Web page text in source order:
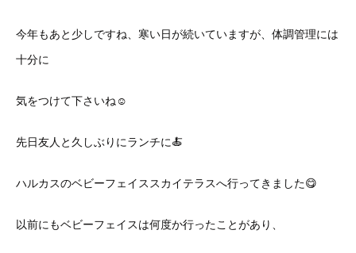
今年もあと少しですね、寒い日が続いていますが、体調管理には
十分に
気をつけて下さいね☺️
先日友人と久しぶりにランチに🍝
ハルカスのベビーフェイススカイテラスへ行ってきました😋
以前にもベビーフェイスは何度か行ったことがあり、